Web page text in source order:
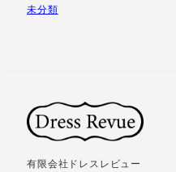
未分類
有限会社ドレスレビュー